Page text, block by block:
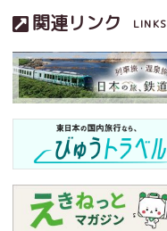
関連リンク LINKS